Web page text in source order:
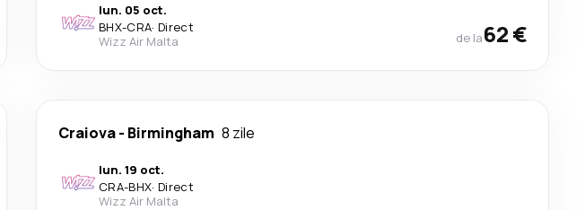
lun. 05 oct.
BHX-CRA· Direct
Wizz Air Malta
de la62 €
Craiova- Birmingham 8 zile
lun. 19 oct.
CRA-BHX· Direct
Wizz Air Malta